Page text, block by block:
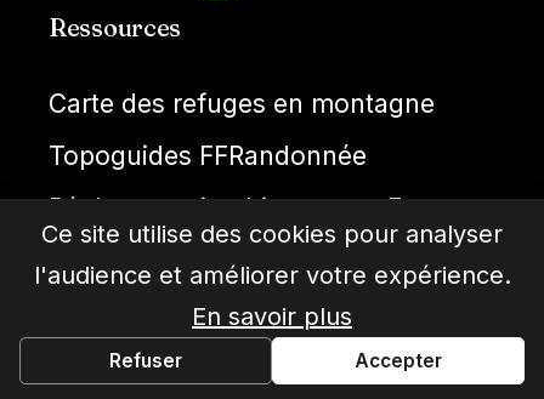
Ressources
Carte des refuges en montagne
Topoguides FFRandonnée
Réglementation bivouac en France
Météo montagne
Cartes IGN gratuties
Ce site utilise des cookies pour analyser
l'audience et améliorer votre expérience.
En savoir plus
Refuser Accepter